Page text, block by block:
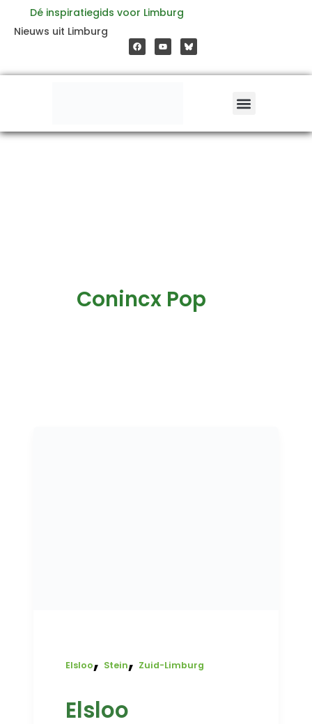
inhoud
Dé inspiratiegids voor Limburg
Nieuws uit Limburg
a
c
e
o
o
o
u
t
b
e
Conincx Pop
Elsloo, Stein, Zuid-Limburg
Elsloo